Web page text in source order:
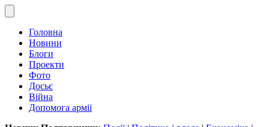
Головна
Новини
Блоги
Проекти
Фото
Досьє
Війна
Допомога армії